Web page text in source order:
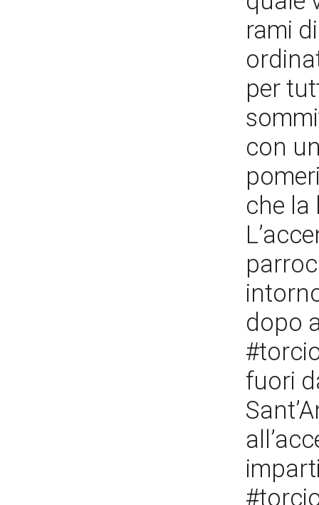
rami
per
con
che la
dopo
fuori